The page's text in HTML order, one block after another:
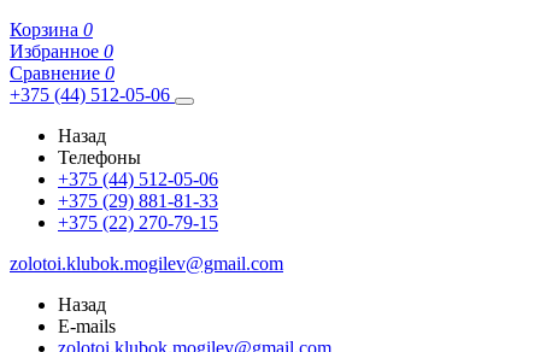
Корзина 0
Избранное 0
Сравнение 0
+375 (44) 512-05-06
Назад
Телефоны
+375 (44) 512-05-06
+375 (29) 881-81-33
+375 (22) 270-79-15
zolotoi.klubok.mogilev@gmail.com
Назад
E-mails
zolotoi.klubok.mogilev@gmail.com